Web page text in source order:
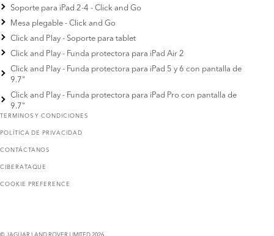
Soporte para iPad 2-4 - Click and Go
Mesa plegable - Click and Go
Click and Play - Soporte para tablet
Click and Play - Funda protectora para iPad Air 2
Click and Play - Funda protectora para iPad 5 y 6 con pantalla de
9.7"
Click and Play - Funda protectora para iPad Pro con pantalla de
9.7"
TERMINOS Y CONDICIONES
POLÍTICA DE PRIVACIDAD
CONTÁCTANOS
CIBERATAQUE
COOKIE PREFERENCE
© JAGUAR LAND ROVER LIMITED 2026